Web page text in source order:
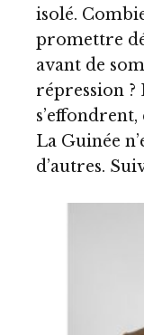
isolé.
promettre
avant de
répression ?
La Guinée
d’autres.